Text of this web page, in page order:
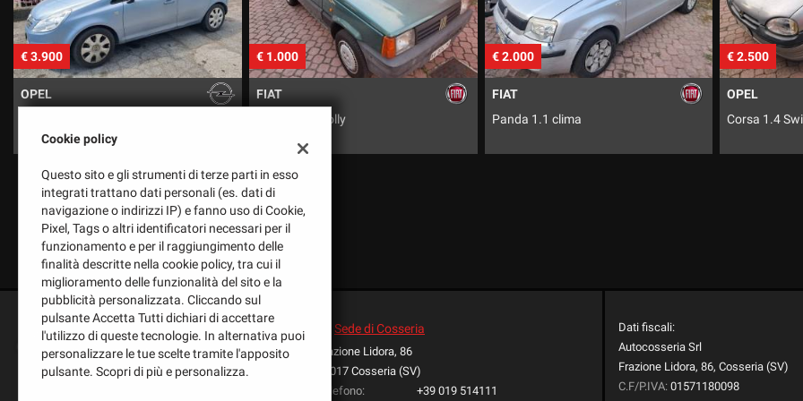
€ 1.000
FIAT
€ 2.000
FIAT
Panda 1.1 clima
€ 2.500
OPEL
Corsa 1.4 Swing
€ 17.900
JEEP
Avenger 1.2
Sede di Cosseria
Frazione Lidora, 86
17017 Cosseria (SV)
Telefono:
+39 019 514111
Dati fiscali:
Autocosseria Srl
Frazione Lidora, 86, Cosseria (SV)
C.F/P.IVA: 01571180098
Cookie policy
Questo sito e gli strumenti di terze parti in esso
integrati trattano dati personali (es. dati di
navigazione o indirizzi IP) e fanno uso di Cookie,
Pixel, Tags o altri identificatori necessari per il
funzionamento e per il raggiungimento delle
finalità descritte nella cookie policy, tra cui il
miglioramento delle funzionalità del sito e la
pubblicità personalizzata. Cliccando sul
pulsante Accetta Tutti dichiari di accettare
l'utilizzo di queste tecnologie. In alternativa puoi
personalizzare le tue scelte tramite l'apposito
pulsante. Scopri di più e personalizza.
tracciamento
che
adottiamo
per
offrire
le
attività
seguito
descritte.
ottenere
maggiori
informazioni
sull'utilità
funzionamento
Leggi
la